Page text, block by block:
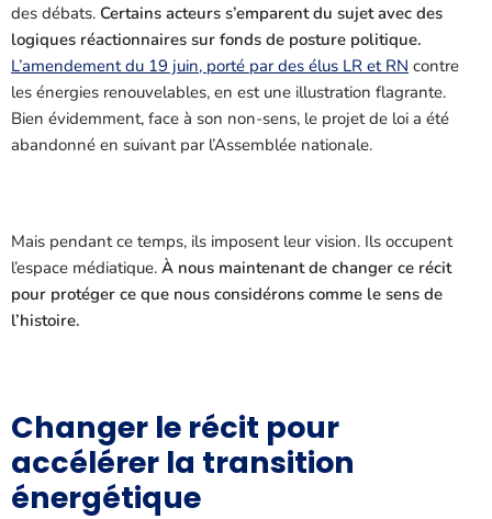
des débats. Certains acteurs s’emparent du sujet avec des
logiques réactionnaires sur fonds de posture politique.
L’amendement du 19 juin, porté par des élus LR et RN contre
les énergies renouvelables, en est une illustration flagrante.
Bien évidemment, face à son non-sens, le projet de loi a été
abandonné en suivant par l’Assemblée nationale.
Mais pendant ce temps, ils imposent leur vision. Ils occupent
l’espace médiatique. À nous maintenant de changer ce récit
pour protéger ce que nous considérons comme le sens de
l’histoire.
Changer le récit pour
accélérer la transition
énergétique